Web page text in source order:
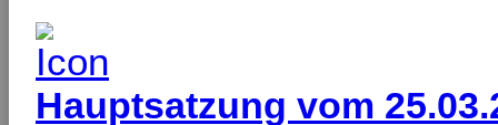
Hauptsatzung vom